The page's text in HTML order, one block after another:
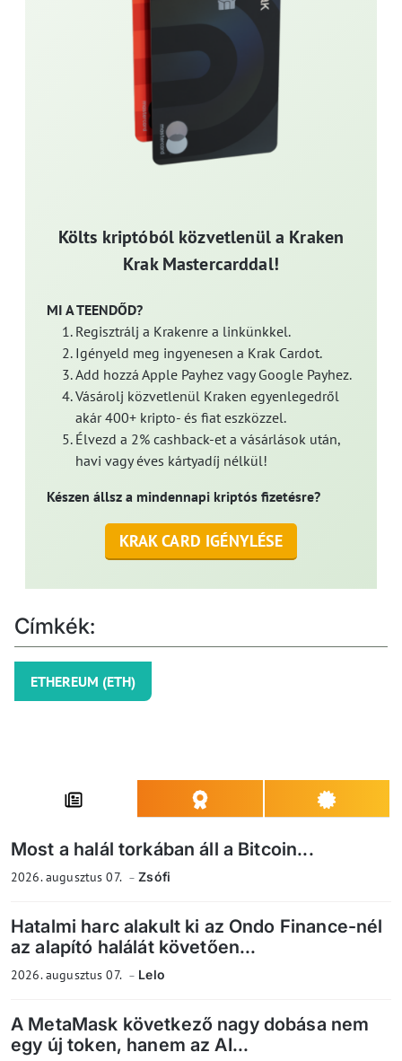
Költs kriptóból közvetlenül a Kraken
Krak Mastercarddal!
MI A TEENDŐD?
Regisztrálj a Krakenre a linkünkkel.
Igényeld meg ingyenesen a Krak Cardot.
Add hozzá Apple Payhez vagy Google Payhez.
Vásárolj közvetlenül Kraken egyenlegedről
akár 400+ kripto- és fiat eszközzel.
Élvezd a 2% cashback-et a vásárlások után,
havi vagy éves kártyadíj nélkül!
Készen állsz a mindennapi kriptós fizetésre?
KRAK CARD IGÉNYLÉSE
Címkék:
ETHEREUM (ETH)
Most a halál torkában áll a Bitcoin...
2026. augusztus 07. Zsófi
Hatalmi harc alakult ki az Ondo Finance-nél
az alapító halálát követően...
2026. augusztus 07. Lelo
A MetaMask következő nagy dobása nem
egy új token, hanem az AI...